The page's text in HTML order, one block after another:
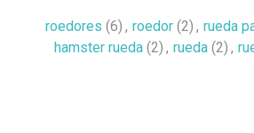
roedores (6) , roedor (2) , rueda
hamster rueda (2) , rueda (2) ,